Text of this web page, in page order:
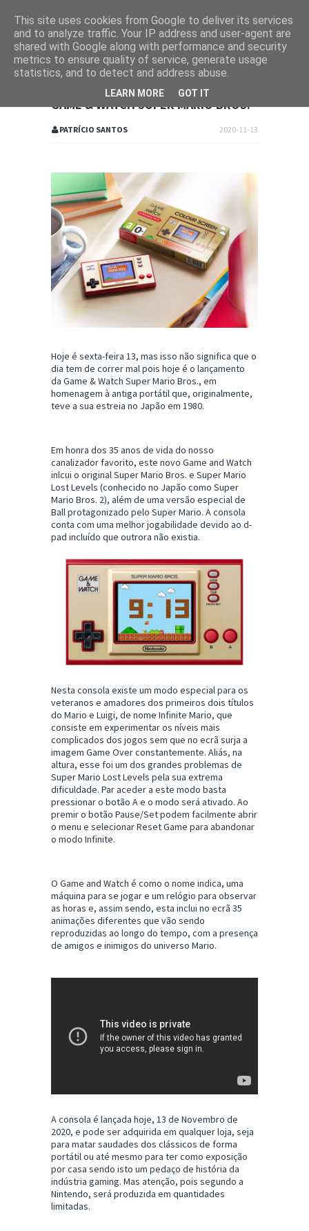
GAME & WATCH SUPER MARIO BROS.
2020-11-13
PATRÍCIO SANTOS
Hoje é sexta-feira 13, mas isso não significa que o
dia tem de correr mal pois hoje é o lançamento
da Game & Watch Super Mario Bros., em
homenagem à antiga portátil que, originalmente,
teve a sua estreia no Japão em 1980.
Em honra dos 35 anos de vida do nosso
canalizador favorito, este novo Game and Watch
inlcui o original Super Mario Bros. e Super Mario
Lost Levels (conhecido no Japão como Super
Mario Bros. 2), além de uma versão especial de
Ball protagonizado pelo Super Mario. A consola
conta com uma melhor jogabilidade devido ao d-
pad incluído que outrora não existia.
Nesta consola existe um modo especial para os
veteranos e amadores dos primeiros dois títulos
do Mario e Luigi, de nome Infinite Mario, que
consiste em experimentar os níveis mais
complicados dos jogos sem que no ecrã surja a
imagem Game Over constantemente. Aliás, na
altura, esse foi um dos grandes problemas de
Super Mario Lost Levels pela sua extrema
dificuldade. Par aceder a este modo basta
pressionar o botão A e o modo será ativado. Ao
premir o botão Pause/Set podem facilmente abrir
o menu e selecionar Reset Game para abandonar
o modo Infinite.
O Game and Watch é como o nome indica, uma
máquina para se jogar e um relógio para observar
as horas e, assim sendo, esta inclui no ecrã 35
animações diferentes que vão sendo
reproduzidas ao longo do tempo, com a presença
de amigos e inimigos do universo Mario.
A consola é lançada hoje, 13 de Novembro de
2020, e pode ser adquirida em qualquer loja, seja
para matar saudades dos clássicos de forma
portátil ou até mesmo para ter como exposição
por casa sendo isto um pedaço de história da
indústria gaming. Mas atenção, pois segundo a
Nintendo, será produzida em quantidades
limitadas.
This site uses cookies from Google to deliver its services
and to analyze traffic. Your IP address and user-agent are
shared with Google along with performance and security
metrics to ensure quality of service, generate usage
statistics, and to detect and address abuse.
LEARN MORE GOT IT